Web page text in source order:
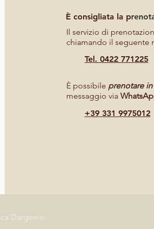
È consigliata la p
Il servizio di
chiamando il seguente
Tel. 0422 771225
È possibile prenotare
messaggio via
+39 331 9975012
Dargenio